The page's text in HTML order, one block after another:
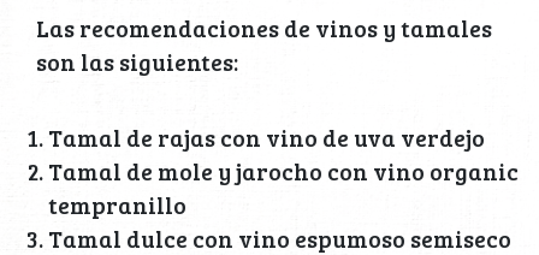
Las recomendaciones de vinos y tamales
son las siguientes:
Tamal de rajas con vino de uva verdejo
Tamal de mole y jarocho con vino organic
tempranillo
Tamal dulce con vino espumoso semiseco